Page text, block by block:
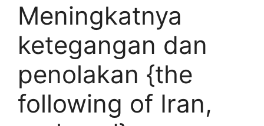
Meningkatnya
ketegangan dan
penolakan {the
following of Iran,